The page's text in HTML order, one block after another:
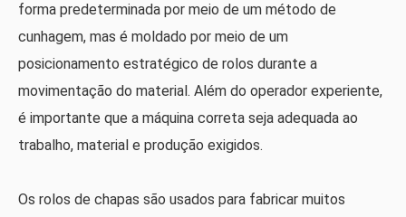
forma predeterminada por meio de um método de
cunhagem, mas é moldado por meio de um
posicionamento estratégico de rolos durante a
movimentação do material. Além do operador experiente,
é importante que a máquina correta seja adequada ao
trabalho, material e produção exigidos.
Os rolos de chapas são usados ​​para fabricar muitos